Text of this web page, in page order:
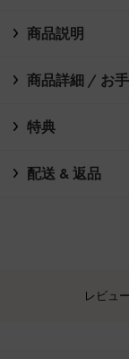
商品説明
商品詳細 / お
特典
配送 & 返品
レビュ